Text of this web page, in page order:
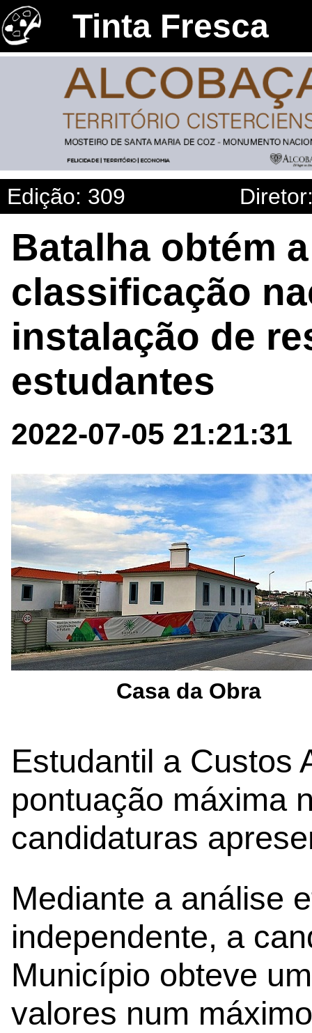
Tinta Fresca
Edição: 309
Batalha obtém
classificação
instalação de
estudantes
2022-07-05 21:21:31
Casa da Obra
Estudantil a Custos
pontuação máxima
candidaturas
Mediante a análise
independente, a
Município obteve
valores num